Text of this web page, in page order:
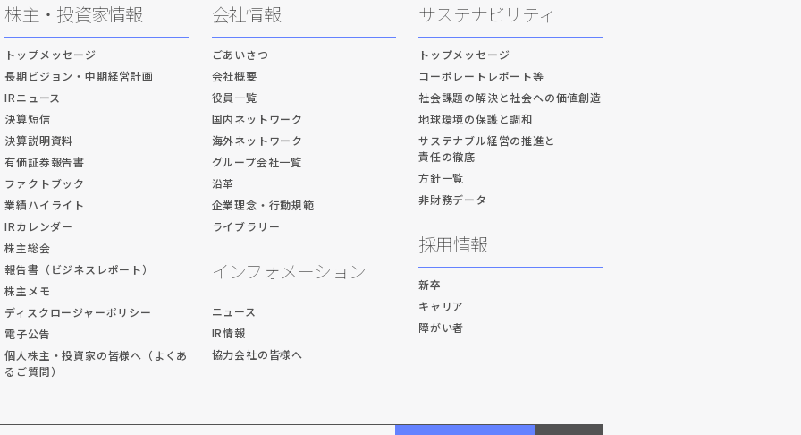
株主・投資家情報
トップメッセージ
長期ビジョン・中期経営計画
IRニュース
決算短信
決算説明資料
有価証券報告書
ファクトブック
業績ハイライト
IRカレンダー
株主総会
報告書（ビジネスレポート）
株主メモ
ディスクロージャーポリシー
電子公告
個人株主・投資家の皆様へ（よくあ
るご質問）
会社情報
ごあいさつ
会社概要
役員一覧
国内ネットワーク
海外ネットワーク
グループ会社一覧
沿革
企業理念・行動規範
ライブラリー
インフォメーション
ニュース
IR情報
協力会社の皆様へ
サステナビリティ
トップメッセージ
コーポレートレポート等
社会課題の解決と社会への価値創造
地球環境の保護と調和
サステナブル経営の推進と
責任の徹底
方針一覧
非財務データ
採用情報
新卒
キャリア
障がい者